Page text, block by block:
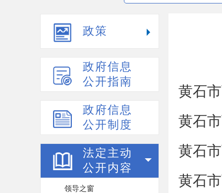
政策
政府信息
公开指南
政府信息
公开制度
法定主动
公开内容
领导之窗
黄石
黄石
黄石
黄石